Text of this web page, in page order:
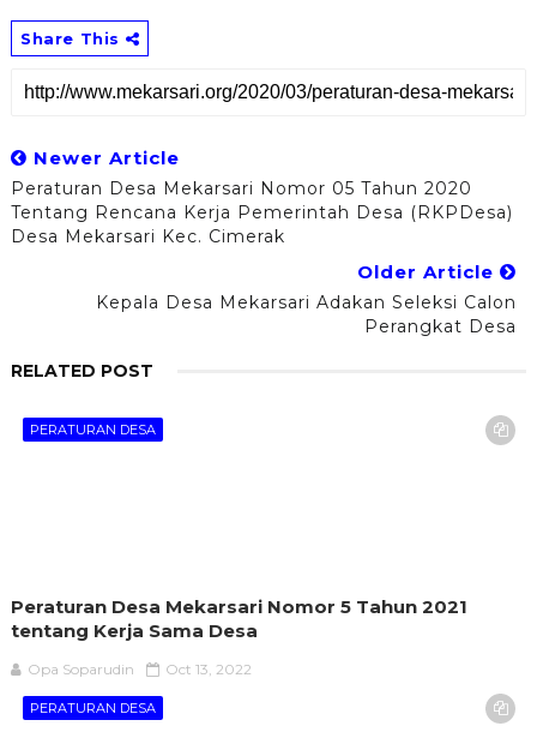
Share This
Newer Article
Peraturan Desa Mekarsari Nomor 05 Tahun 2020
Tentang Rencana Kerja Pemerintah Desa (RKPDesa)
Desa Mekarsari Kec. Cimerak
Older Article
Kepala Desa Mekarsari Adakan Seleksi Calon
Perangkat Desa
RELATED POST
PERATURAN DESA
Peraturan Desa Mekarsari Nomor 5 Tahun 2021
tentang Kerja Sama Desa
Opa Soparudin Oct 13, 2022
PERATURAN DESA